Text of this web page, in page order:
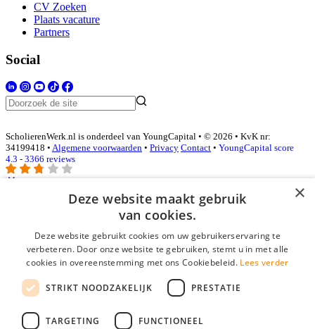
CV Zoeken
Plaats vacature
Partners
Social
ScholierenWerk.nl is onderdeel van YoungCapital • © 2026 • KvK nr:
34199418 • Algemene voorwaarden • Privacy Contact • YoungCapital score
4.3 - 3366 reviews
E-mail*
Wachtwoord
login gegevens onthouden
login
×
Deze website maakt gebruik
van cookies.
Deze website gebruikt cookies om uw gebruikerservaring te
verbeteren. Door onze website te gebruiken, stemt u in met alle
cookies in overeenstemming met ons Cookiebeleid. Lees verder
STRIKT NOODZAKELIJK PRESTATIE
TARGETING FUNCTIONEEL